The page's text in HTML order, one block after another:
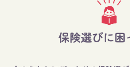
保険選びに困